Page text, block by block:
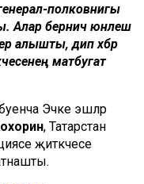
полковнигы
Алар берничә юнәлеш
алышты, дип хәбәр
матбугат
Эчке эшләр
, Татарстан
җитәкчесе